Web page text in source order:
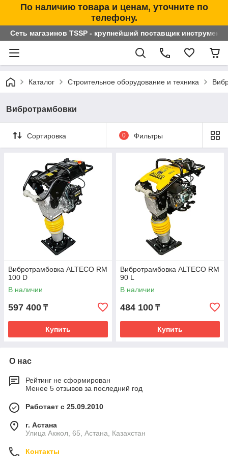
По наличию товара и ценам, уточните по
телефону.
Сеть магазинов TSSP - крупнейший поставщик
Каталог Строительное оборудование и техника
Вибротрамбовки
Сортировка 0 Фильтры
Вибротрамбовка ALTECO RM
100 D
В наличии
597 400 ₸
Купить
Вибротрамбовка ALTECO RM
90 L
В наличии
484 100 ₸
Купить
О нас
Рейтинг не сформирован
Менее 5 отзывов за последний год
Работает с 25.09.2010
г. Астана
Улица Акжол, 65, Астана, Казахстан
Контакты